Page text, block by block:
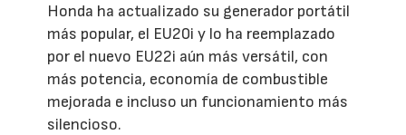
Honda ha actualizado su generador portátil
más popular, el EU20i y lo ha reemplazado
por el nuevo EU22i aún más versátil, con
más potencia, economía de combustible
mejorada e incluso un funcionamiento más
silencioso.